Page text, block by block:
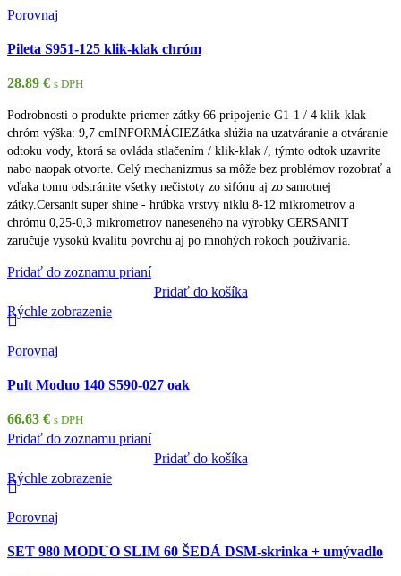
Porovnaj
Pileta S951-125 klik-klak chróm
28.89 € s DPH
Podrobnosti o produkte priemer zátky 66 pripojenie G1-1 / 4 klik-klak
chróm výška: 9,7 cmINFORMÁCIEZátka slúžia na uzatváranie a otváranie
odtoku vody, ktorá sa ovláda stlačením / klik-klak /, týmto odtok uzavrite
nabo naopak otvorte. Celý mechanizmus sa môže bez problémov rozobrať a
vďaka tomu odstránite všetky nečistoty zo sifónu aj zo samotnej
zátky.Cersanit super shine - hrúbka vrstvy niklu 8-12 mikrometrov a
chrómu 0,25-0,3 mikrometrov naneseného na výrobky CERSANIT
zaručuje vysokú kvalitu povrchu aj po mnohých rokoch používania.
Pridať do zoznamu prianí
Pridať do košíka
Rýchle zobrazenie
Porovnaj
Pult Moduo 140 S590-027 oak
66.63 € s DPH
Pridať do zoznamu prianí
Pridať do košíka
Rýchle zobrazenie
Porovnaj
SET 980 MODUO SLIM 60 ŠEDÁ DSM-skrinka + umývadlo